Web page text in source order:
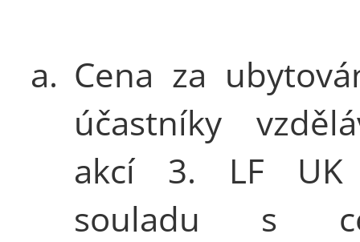
a. Cena za
účastníky
akcí 3. LF
souladu s